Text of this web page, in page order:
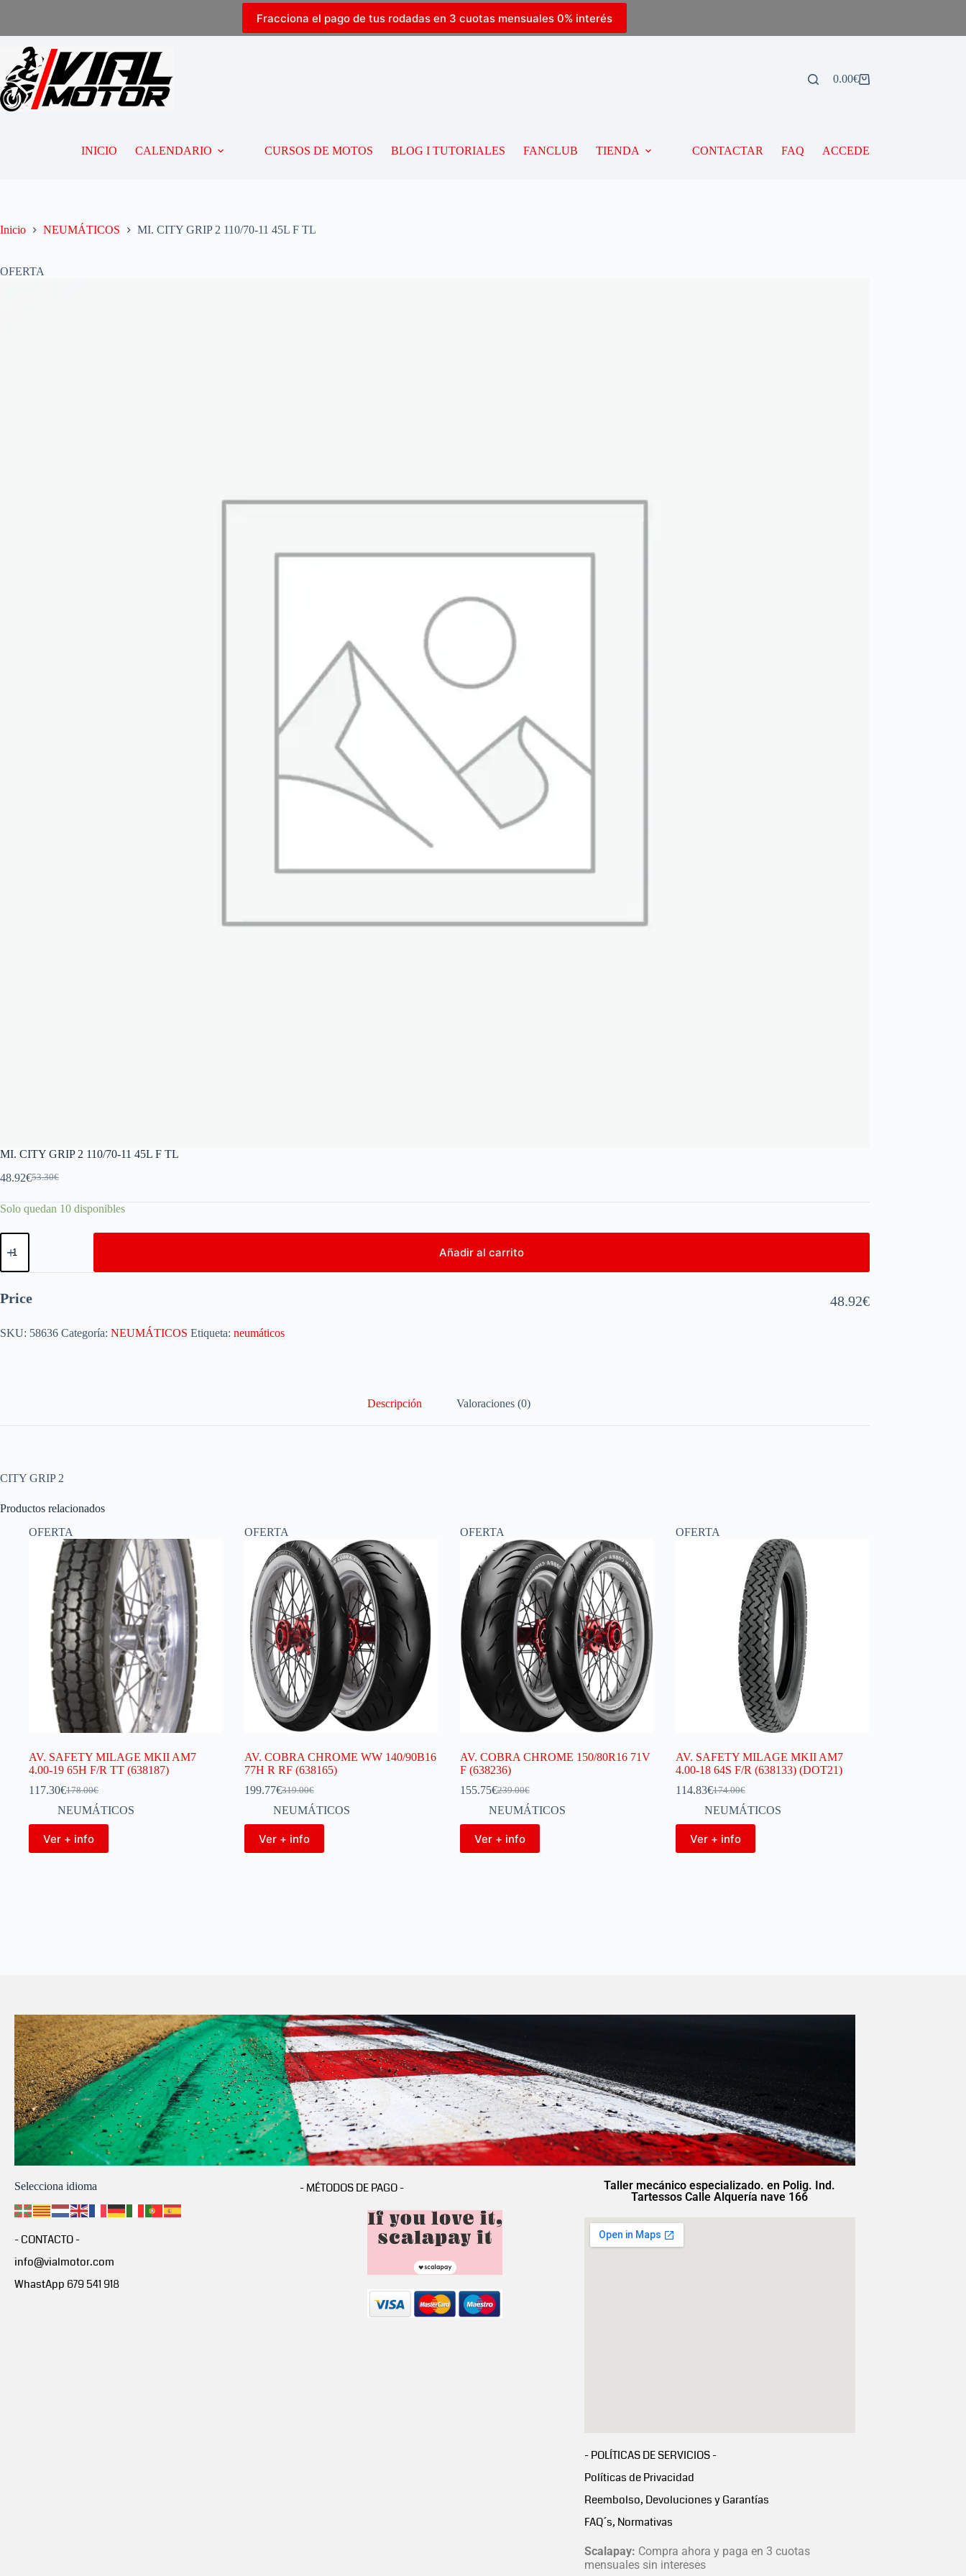
Fracciona el pago de tus rodadas en 3 cuotas mensuales 0% interés
0.00€
INICIO CALENDARIO CURSOS DE MOTOS BLOG I TUTORIALES FANCLUB TIENDA CONTACTAR FAQ ACCEDE
Inicio NEUMÁTICOS MI. CITY GRIP 2 110/70-11 45L F TL
OFERTA
MI. CITY GRIP 2 110/70-11 45L F TL
53.30€
48.92€
Solo quedan 10 disponibles
Añadir al carrito
Price 48.92€
SKU: 58636 Categoría: NEUMÁTICOS Etiqueta: neumáticos
Descripción Valoraciones (0)
CITY GRIP 2
Productos relacionados
OFERTA
AV. SAFETY MILAGE MKII AM7
4.00-19 65H F/R TT (638187)
178.00€
117.30€
NEUMÁTICOS
Ver + info
OFERTA
AV. COBRA CHROME WW 140/90B16
77H R RF (638165)
319.00€
199.77€
NEUMÁTICOS
Ver + info
OFERTA
AV. COBRA CHROME 150/80R16 71V
F (638236)
239.00€
155.75€
NEUMÁTICOS
Ver + info
OFERTA
AV. SAFETY MILAGE MKII AM7
4.00-18 64S F/R (638133) (DOT21)
174.00€
114.83€
NEUMÁTICOS
Ver + info
Selecciona idioma
- CONTACTO -
info@vialmotor.com
WhastApp 679 541 918
- MÉTODOS DE PAGO -
Taller mecánico especializado. en Polig. Ind.
Tartessos Calle Alquería nave 166
- POLÍTICAS DE SERVICIOS -
Políticas de Privacidad
Reembolso, Devoluciones y Garantías
FAQ´s, Normativas
Scalapay: Compra ahora y paga en 3 cuotas
mensuales sin intereses